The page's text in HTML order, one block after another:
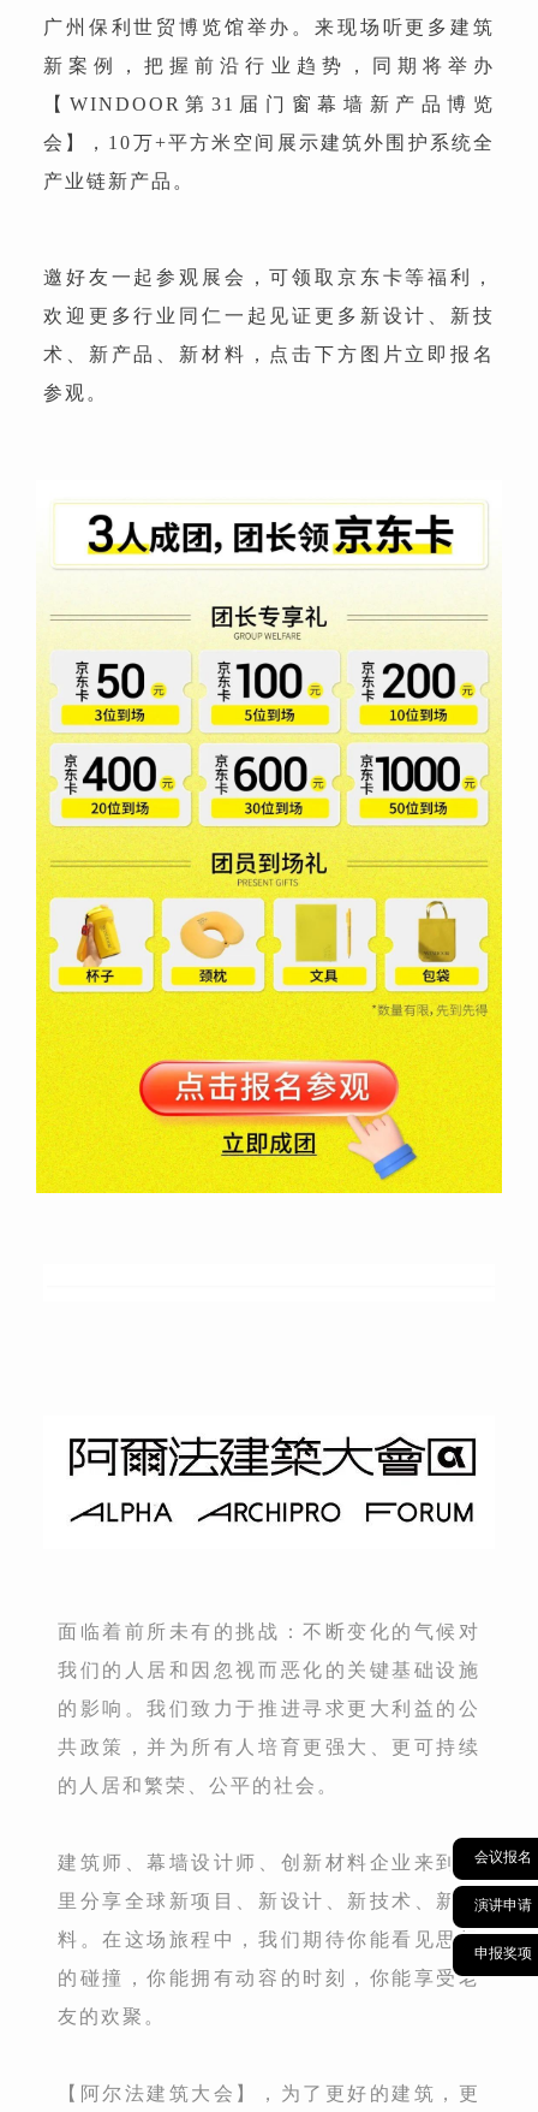
会议报名
演讲申请
申报奖项
广州保利世贸博览馆举办。来现场听更多建筑
新案例，把握前沿行业趋势，同期将举办
【WINDOOR第31届门窗幕墙新产品博览
会】，10万+平方米空间展示建筑外围护系统全
产业链新产品。
邀好友一起参观展会，可领取京东卡等福利，
欢迎更多行业同仁一起见证更多新设计、新技
术、新产品、新材料，点击下方图片立即报名
参观。
面临着前所未有的挑战：不断变化的气候对
我们的人居和因忽视而恶化的关键基础设施
的影响。我们致力于推进寻求更大利益的公
共政策，并为所有人培育更强大、更可持续
的人居和繁荣、公平的社会。
建筑师、幕墙设计师、创新材料企业来到这
里分享全球新项目、新设计、新技术、新材
料。在这场旅程中，我们期待你能看见思想
的碰撞，你能拥有动容的时刻，你能享受老
友的欢聚。
【阿尔法建筑大会】，为了更好的建筑，更